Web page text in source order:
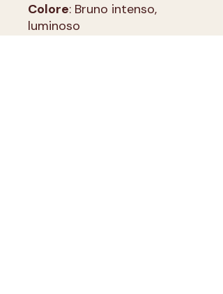
Colore: Bruno intenso,
luminoso